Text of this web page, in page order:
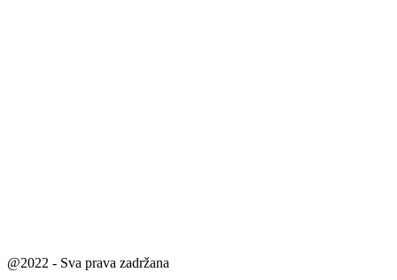
@2022 - Sva prava zadržana